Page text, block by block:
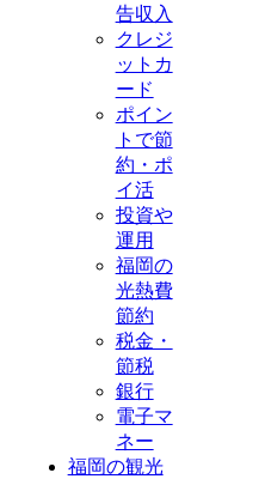
告収入
クレジ
ットカ
ード
ポイン
トで節
約・ポ
イ活
投資や
運用
福岡の
光熱費
節約
税金・
節税
銀行
電子マ
ネー
福岡の観光